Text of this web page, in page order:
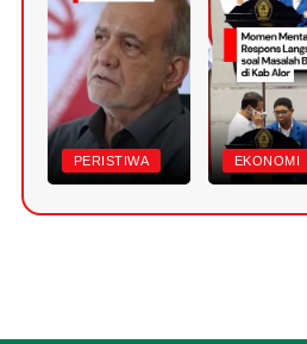
PERISTIWA EKONOMI